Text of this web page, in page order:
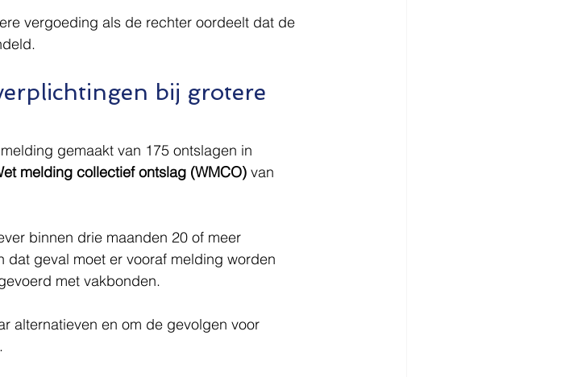
vergoeding als de rechter oordeelt dat de
bij grotere
gemaakt van 175 ontslagen in
melding collectief ontslag (WMCO) van
binnen drie maanden 20 of meer
dat geval moet er vooraf melding worden
met vakbonden.
alternatieven en om de gevolgen voor